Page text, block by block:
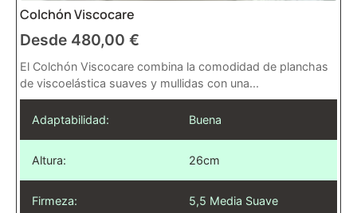
Colchón Viscocare
Desde 480,00 €
El Colchón Viscocare combina la comodidad de planchas
de viscoelástica suaves y mullidas con una...
Adaptabilidad: Buena
Altura: 26cm
Firmeza: 5,5 Media Suave